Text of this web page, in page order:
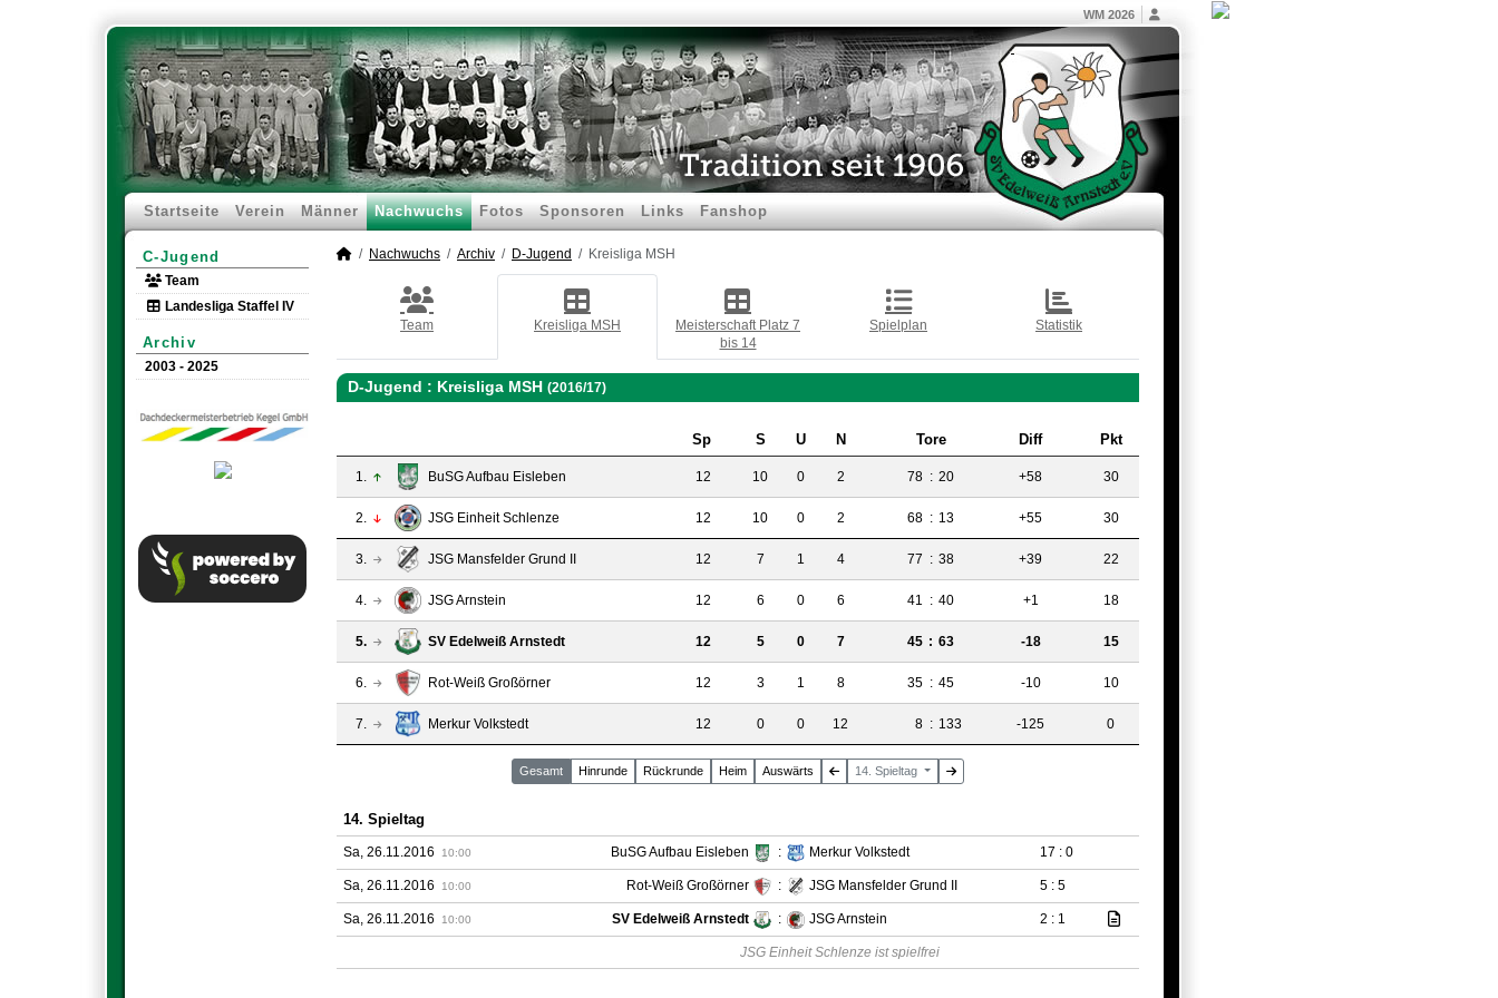
WM 2026
Startseite Verein Männer Nachwuchs Fotos Sponsoren Links Fanshop
C-Jugend
Team
Landesliga Staffel IV
Archiv
2003 - 2025
Nachwuchs Archiv D-Jugend Kreisliga MSH
Team Kreisliga MSH
Meisterschaft Platz 7
bis 14
Spielplan Statistik
D-Jugend : Kreisliga MSH (2016/17)
Sp S U N Tore Diff Pkt
1. BuSG Aufbau Eisleben 12 10 0 2 78 : 20 +58 30
2. JSG Einheit Schlenze 12 10 0 2 68 : 13 +55 30
3. JSG Mansfelder Grund II 12 7 1 4 77 : 38 +39 22
4. JSG Arnstein 12 6 0 6 41 : 40 +1 18
5. SV Edelweiß Arnstedt 12 5 0 7 45 : 63 -18 15
6. Rot-Weiß Großörner 12 3 1 8 35 : 45 -10 10
7. Merkur Volkstedt 12 0 0 12 8 : 133 -125 0
Gesamt Hinrunde Rückrunde Heim Auswärts 14. Spieltag
14. Spieltag
Sa, 26.11.2016 10:00 BuSG Aufbau Eisleben : Merkur Volkstedt 17 : 0
Sa, 26.11.2016 10:00 Rot-Weiß Großörner : JSG Mansfelder Grund II 5 : 5
Sa, 26.11.2016 10:00 SV Edelweiß Arnstedt : JSG Arnstein 2 : 1
JSG Einheit Schlenze ist spielfrei